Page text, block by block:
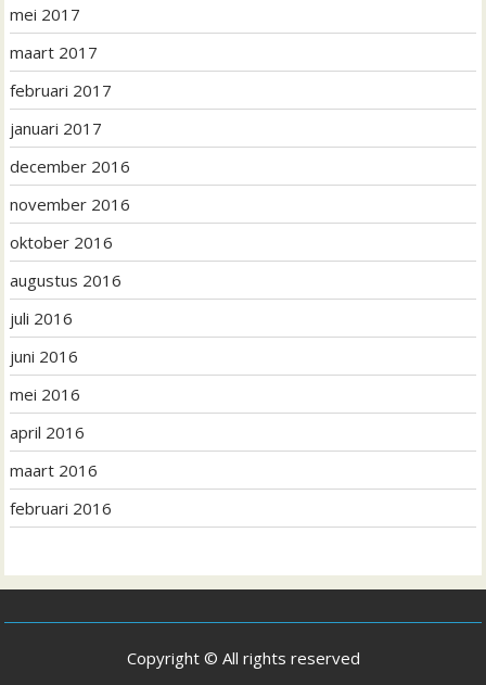
mei 2017
maart 2017
februari 2017
januari 2017
december 2016
november 2016
oktober 2016
augustus 2016
juli 2016
juni 2016
mei 2016
april 2016
maart 2016
februari 2016
Copyright © All rights reserved